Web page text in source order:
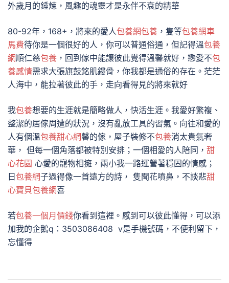
外歲月的錘煉，風趣的魂靈才是永伴不衰的精華
80-92年，168+，將來的愛人包養網包養 ，隻等包養網車
馬費待你是一個很好的人，你可以普通俗通，但記得溫包養
網順仁慈包養 ，回到傢中能讓彼此覺得溫馨就好，戀愛不包
養感情需求大張旗鼓銘肌鏤骨，你我都是通俗的存在。茫茫
人海中，能拉著彼此的手，走向看得見的將來就好
我包養想要的生涯就是簡略做人，快活生涯。我愛好繁複、
整潔的居傢周遭的狀況，沒有亂放工具的習氣。向往和愛的
人有個溫包養甜心網馨的傢，屋子裝修不包養消太貴氣奢
華， 但每一個角落都被特別安排；一個相愛的人陪同， 甜
心花園 心愛的寵物相擁，兩小我一路運營著穩固的情感；
日 包養網子過得像一首遠方的詩， 隻聞花噴鼻，不談悲甜
心寶貝包養網喜
若包養一個月價錢你看到這裡。感到可以彼此懂得，可以添
加我的企鵝q：3503086408 v是手機號碼，不便利留下，
忘懂得